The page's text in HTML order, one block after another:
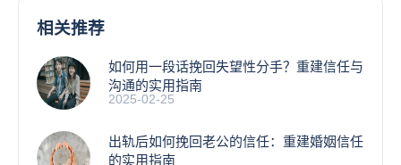
相关推荐
如何用一段话挽回失望性分手？重建信任与
沟通的实用指南
2025-02-25
出轨后如何挽回老公的信任：重建婚姻信任
的实用指南